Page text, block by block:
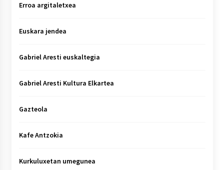
Erroa argitaletxea
Euskara jendea
Gabriel Aresti euskaltegia
Gabriel Aresti Kultura Elkartea
Gazteola
Kafe Antzokia
Kurkuluxetan umegunea